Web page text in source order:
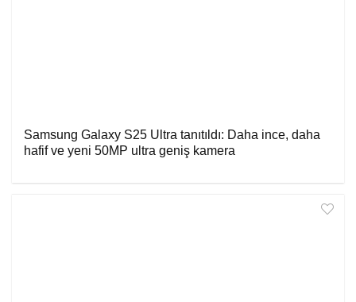
Samsung Galaxy S25 Ultra tanıtıldı: Daha ince, daha
hafif ve yeni 50MP ultra geniş kamera